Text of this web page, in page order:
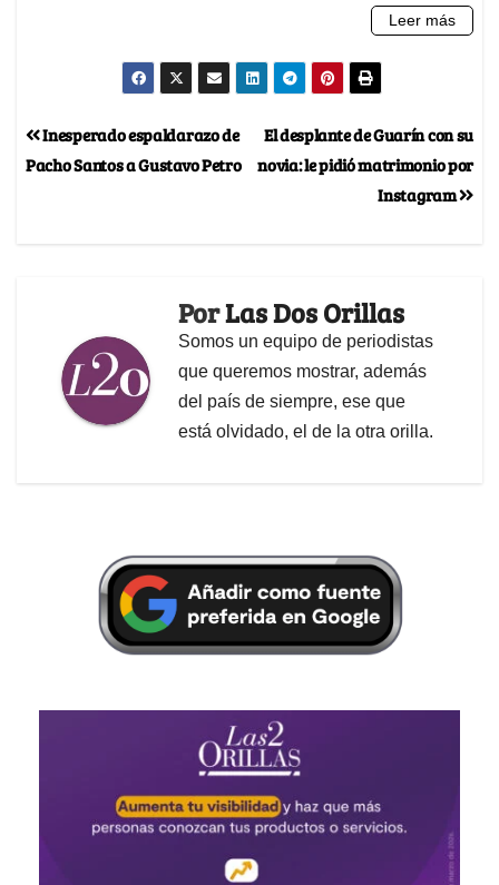
El desplante de Guarín con su
novia: le pidió matrimonio por
Instagram
Inesperado espaldarazo de
Pacho Santos a Gustavo Petro
PorLas Dos Orillas
Somos un equipo de periodistas
que queremos mostrar, además
del país de siempre, ese que
está olvidado, el de la otra orilla.